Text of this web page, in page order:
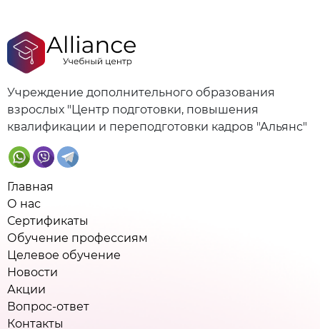
Учреждение дополнительного образования
взрослых "Центр подготовки, повышения
квалификации и переподготовки кадров "Альянс"
Главная
О нас
Сертификаты
Обучение профессиям
Целевое обучение
Новости
Акции
Вопрос-ответ
Контакты